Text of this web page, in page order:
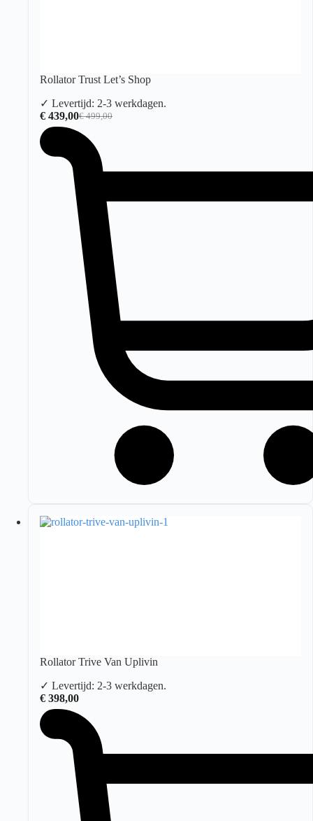
Rollator Trust Let’s Shop
✓ Levertijd: 2-3 werkdagen.
€499,00
Oorspronkelijke
prijs
was:
€ 499,00.
€ 439,00Huidige
prijs
€ 439,00.
Rollator Trive Van Uplivin
✓ Levertijd: 2-3 werkdagen.
€ 398,00